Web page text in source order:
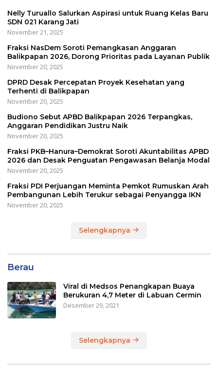
Nelly Turuallo Salurkan Aspirasi untuk Ruang Kelas Baru
SDN 021 Karang Jati
November 21, 2025
Fraksi NasDem Soroti Pemangkasan Anggaran
Balikpapan 2026, Dorong Prioritas pada Layanan Publik
November 20, 2025
DPRD Desak Percepatan Proyek Kesehatan yang
Terhenti di Balikpapan
November 20, 2025
Budiono Sebut APBD Balikpapan 2026 Terpangkas,
Anggaran Pendidikan Justru Naik
November 20, 2025
Fraksi PKB–Hanura–Demokrat Soroti Akuntabilitas APBD
2026 dan Desak Penguatan Pengawasan Belanja Modal
November 20, 2025
Fraksi PDI Perjuangan Meminta Pemkot Rumuskan Arah
Pembangunan Lebih Terukur sebagai Penyangga IKN
November 20, 2025
Selengkapnya
Berau
Viral di Medsos Penangkapan Buaya
Berukuran 4,7 Meter di Labuan Cermin
Desember 29, 2021
Selengkapnya